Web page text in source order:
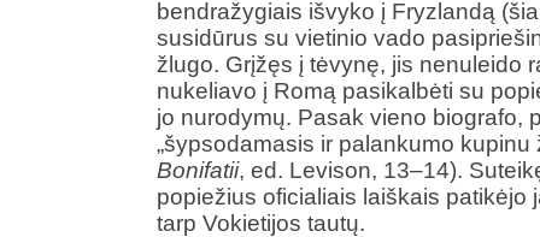
bendražygiais išvyko į Fryzlandą
susidūrus su vietinio vado
žlugo. Grįžęs į tėvynę, jis nenuleido
nukeliavo į Romą pasikalbėti su
jo nurodymų. Pasak vieno biografo,
„šypsodamasis ir palankumo kupinu
Bonifatii, ed. Levison, 13–14).
popiežius oficialiais laiškais patikėjo
tarp Vokietijos tautų.